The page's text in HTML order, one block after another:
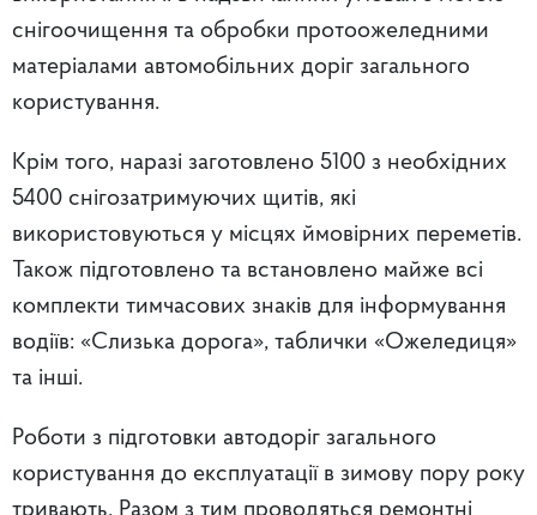
снігоочищення та обробки протоожеледними
матеріалами автомобільних доріг загального
користування.
Крім того, наразі заготовлено 5100 з необхідних
5400 снігозатримуючих щитів, які
використовуються у місцях ймовірних переметів.
Також підготовлено та встановлено майже всі
комплекти тимчасових знаків для інформування
водіїв: «Слизька дорога», таблички «Ожеледиця»
та інші.
Роботи з підготовки автодоріг загального
користування до експлуатації в зимову пору року